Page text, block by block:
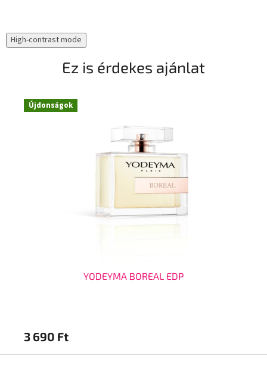
High-contrast mode
Ez is érdekes ajánlat
Újdonságok
YODEYMA BOREAL EDP
3 690 Ft